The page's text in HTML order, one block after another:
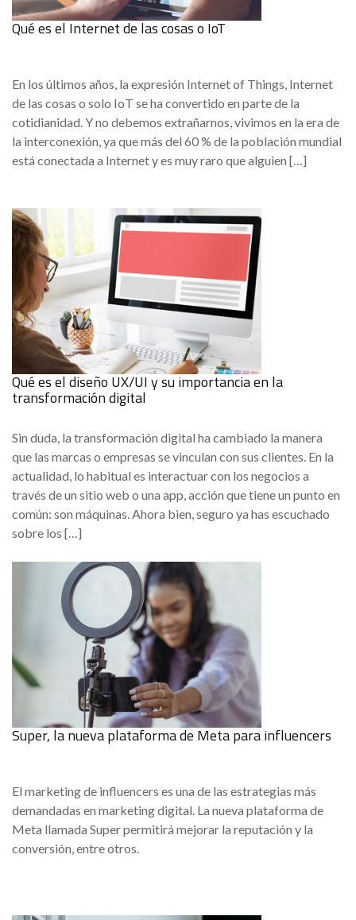
Qué es el Internet de las cosas o IoT
En los últimos años, la expresión Internet of Things, Internet
de las cosas o solo IoT se ha convertido en parte de la
cotidianidad. Y no debemos extrañarnos, vivimos en la era de
la interconexión, ya que más del 60 % de la población mundial
está conectada a Internet y es muy raro que alguien […]
Qué es el diseño UX/UI y su importancia en la
transformación digital
Sin duda, la transformación digital ha cambiado la manera
que las marcas o empresas se vinculan con sus clientes. En la
actualidad, lo habitual es interactuar con los negocios a
través de un sitio web o una app, acción que tiene un punto en
común: son máquinas. Ahora bien, seguro ya has escuchado
sobre los […]
Super, la nueva plataforma de Meta para influencers
El marketing de influencers es una de las estrategias más
demandadas en marketing digital. La nueva plataforma de
Meta llamada Super permitirá mejorar la reputación y la
conversión, entre otros.